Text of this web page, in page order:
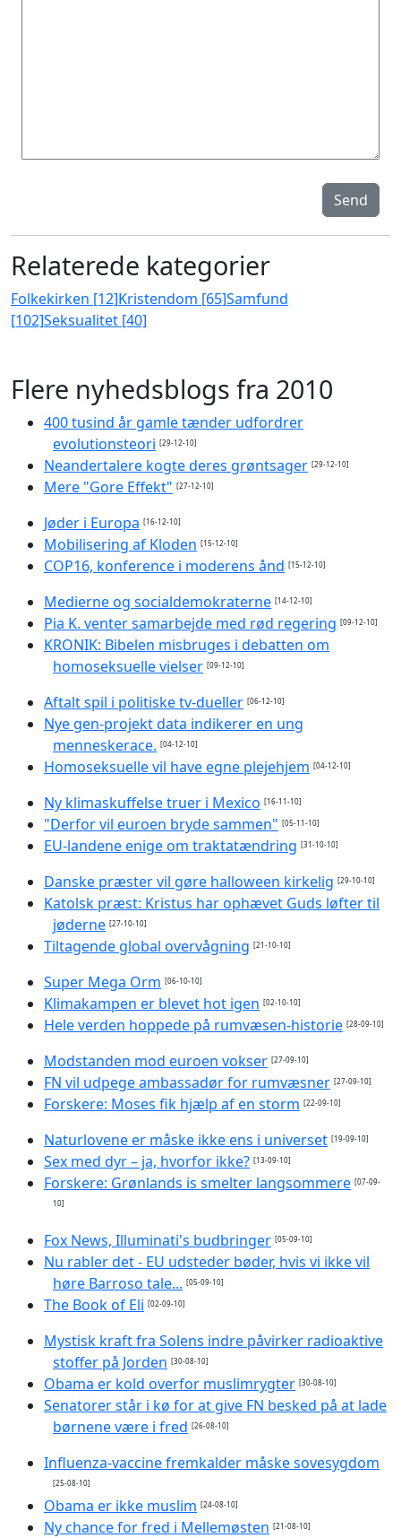
Send
Relaterede kategorier
Folkekirken [12]Kristendom [65]Samfund
[102]Seksualitet [40]
Flere nyhedsblogs fra 2010
400 tusind år gamle tænder udfordrer
evolutionsteori [29-12-10]
Neandertalere kogte deres grøntsager [29-12-10]
Mere "Gore Effekt" [27-12-10]
Jøder i Europa [16-12-10]
Mobilisering af Kloden [15-12-10]
COP16, konference i moderens ånd [15-12-10]
Medierne og socialdemokraterne [14-12-10]
Pia K. venter samarbejde med rød regering [09-12-10]
KRONIK: Bibelen misbruges i debatten om
homoseksuelle vielser [09-12-10]
Aftalt spil i politiske tv-dueller [06-12-10]
Nye gen-projekt data indikerer en ung
menneskerace. [04-12-10]
Homoseksuelle vil have egne plejehjem [04-12-10]
Ny klimaskuffelse truer i Mexico [16-11-10]
"Derfor vil euroen bryde sammen" [05-11-10]
EU-landene enige om traktatændring [31-10-10]
Danske præster vil gøre halloween kirkelig [29-10-10]
Katolsk præst: Kristus har ophævet Guds løfter til
jøderne [27-10-10]
Tiltagende global overvågning [21-10-10]
Super Mega Orm [06-10-10]
Klimakampen er blevet hot igen [02-10-10]
Hele verden hoppede på rumvæsen-historie [28-09-10]
Modstanden mod euroen vokser [27-09-10]
FN vil udpege ambassadør for rumvæsner [27-09-10]
Forskere: Moses fik hjælp af en storm [22-09-10]
Naturlovene er måske ikke ens i universet [19-09-10]
Sex med dyr – ja, hvorfor ikke? [13-09-10]
Forskere: Grønlands is smelter langsommere [07-09-
10]
Fox News, Illuminati's budbringer [05-09-10]
Nu rabler det - EU udsteder bøder, hvis vi ikke vil
høre Barroso tale... [05-09-10]
The Book of Eli [02-09-10]
Mystisk kraft fra Solens indre påvirker radioaktive
stoffer på Jorden [30-08-10]
Obama er kold overfor muslimrygter [30-08-10]
Senatorer står i kø for at give FN besked på at lade
børnene være i fred [26-08-10]
Influenza-vaccine fremkalder måske sovesygdom
[25-08-10]
Obama er ikke muslim [24-08-10]
Ny chance for fred i Mellemøsten [21-08-10]